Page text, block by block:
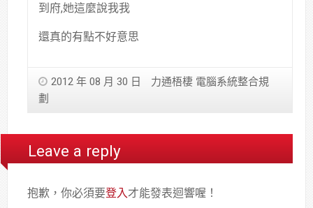
到府,她這麼說我我
還真的有點不好意思
2012 年 08 月 30 日
力通梧棲 電腦系統整合規
劃
Leave a reply
抱歉，你必須要登入才能發表迴響喔！